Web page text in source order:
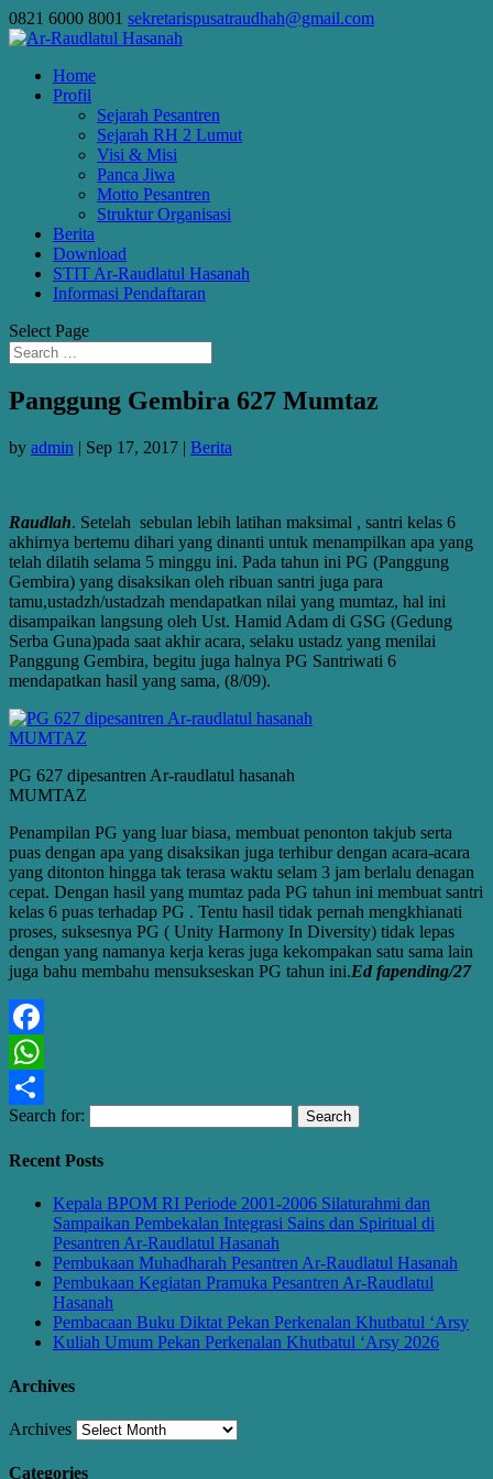
0821 6000 8001 sekretarispusatraudhah@gmail.com
Home
Profil
Sejarah Pesantren
Sejarah RH 2 Lumut
Visi & Misi
Panca Jiwa
Motto Pesantren
Struktur Organisasi
Berita
Download
STIT Ar-Raudlatul Hasanah
Informasi Pendaftaran
Select Page
Panggung Gembira 627 Mumtaz
by admin | Sep 17, 2017 | Berita
Raudlah. Setelah sebulan lebih latihan maksimal , santri kelas 6
akhirnya bertemu dihari yang dinanti untuk menampilkan apa yang
telah dilatih selama 5 minggu ini. Pada tahun ini PG (Panggung
Gembira) yang disaksikan oleh ribuan santri juga para
tamu,ustadzh/ustadzah mendapatkan nilai yang mumtaz, hal ini
disampaikan langsung oleh Ust. Hamid Adam di GSG (Gedung
Serba Guna)pada saat akhir acara, selaku ustadz yang menilai
Panggung Gembira, begitu juga halnya PG Santriwati 6
mendapatkan hasil yang sama, (8/09).
PG 627 dipesantren Ar-raudlatul hasanah
MUMTAZ
Penampilan PG yang luar biasa, membuat penonton takjub serta
puas dengan apa yang disaksikan juga terhibur dengan acara-acara
yang ditonton hingga tak terasa waktu selam 3 jam berlalu denagan
cepat. Dengan hasil yang mumtaz pada PG tahun ini membuat santri
kelas 6 puas terhadap PG . Tentu hasil tidak pernah mengkhianati
proses, suksesnya PG ( Unity Harmony In Diversity) tidak lepas
dengan yang namanya kerja keras juga kekompakan satu sama lain
juga bahu membahu mensukseskan PG tahun ini.Ed fapending/27
Facebook
WhatsApp
Share
Search for:
Recent Posts
Kepala BPOM RI Periode 2001-2006 Silaturahmi dan
Sampaikan Pembekalan Integrasi Sains dan Spiritual di
Pesantren Ar-Raudlatul Hasanah
Pembukaan Muhadharah Pesantren Ar-Raudlatul Hasanah
Pembukaan Kegiatan Pramuka Pesantren Ar-Raudlatul
Hasanah
Pembacaan Buku Diktat Pekan Perkenalan Khutbatul ‘Arsy
Kuliah Umum Pekan Perkenalan Khutbatul ‘Arsy 2026
Archives
Archives
Categories